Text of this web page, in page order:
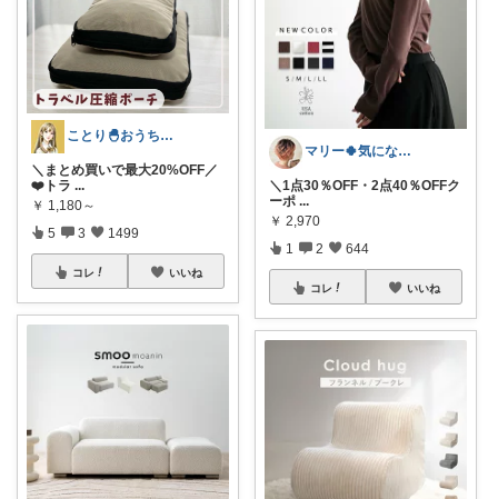
ことり🐣おうち時間快適＆UV対策
＼まとめ買いで最大20%OFF／
❤️トラ ...
￥ 1,180～
5 3 1499
コレ いいね
マリー🍀気になるものたくさん✨
＼1点30％OFF・2点40％OFFク
ーポ ...
￥ 2,970
1 2 644
コレ いいね